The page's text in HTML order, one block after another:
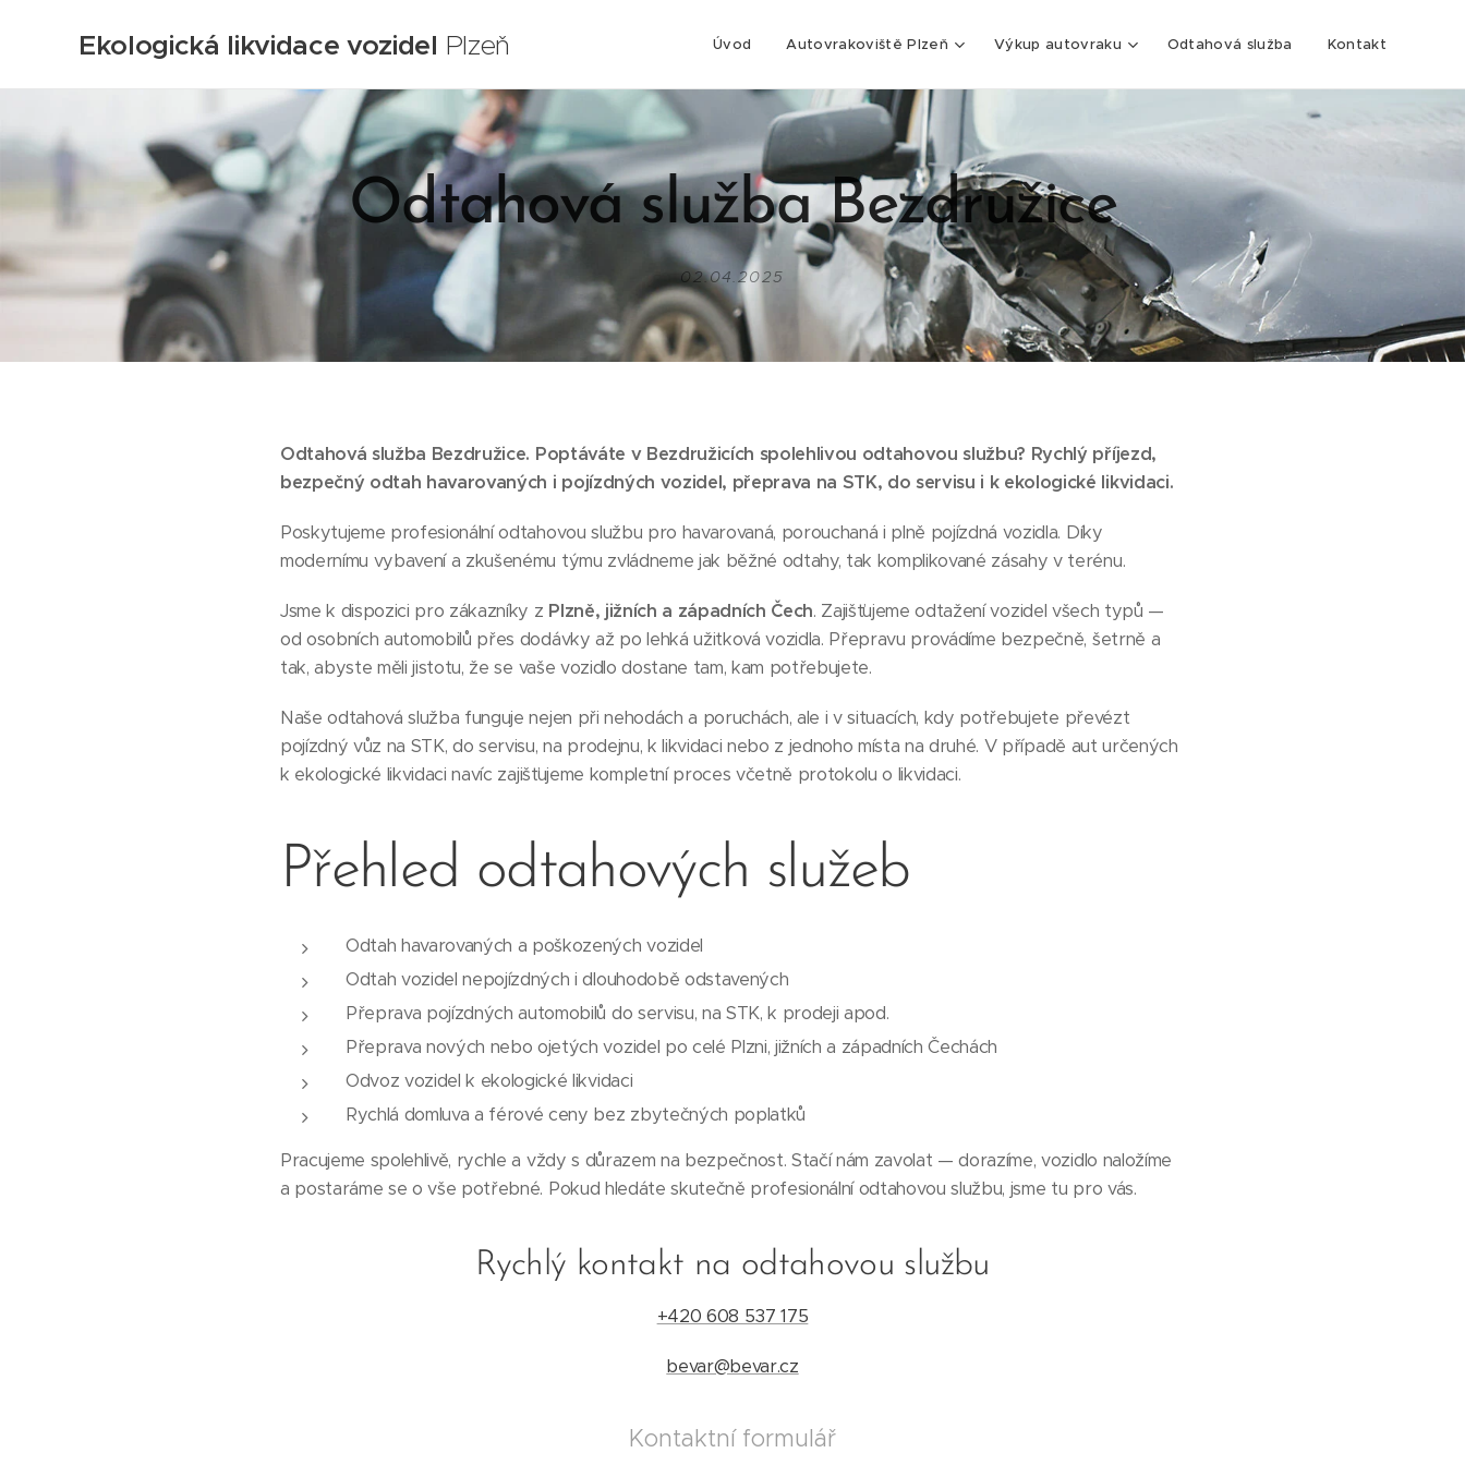
Ekologická likvidace vozidel Plzeň Úvod Autovrakoviště Plzeň Výkup autovraku Odtahová služba Kontakt
Odtahová služba Bezdružice
02.04.2025
Odtahová služba Bezdružice. Poptáváte v Bezdružicích spolehlivou odtahovou službu? Rychlý příjezd,
bezpečný odtah havarovaných i pojízdných vozidel, přeprava na STK, do servisu i k ekologické likvidaci.
Poskytujeme profesionální odtahovou službu pro havarovaná, porouchaná i plně pojízdná vozidla. Díky
modernímu vybavení a zkušenému týmu zvládneme jak běžné odtahy, tak komplikované zásahy v terénu.
Jsme k dispozici pro zákazníky z Plzně, jižních a západních Čech. Zajišťujeme odtažení vozidel všech typů —
od osobních automobilů přes dodávky až po lehká užitková vozidla. Přepravu provádíme bezpečně, šetrně a
tak, abyste měli jistotu, že se vaše vozidlo dostane tam, kam potřebujete.
Naše odtahová služba funguje nejen při nehodách a poruchách, ale i v situacích, kdy potřebujete převézt
pojízdný vůz na STK, do servisu, na prodejnu, k likvidaci nebo z jednoho místa na druhé. V případě aut určených
k ekologické likvidaci navíc zajišťujeme kompletní proces včetně protokolu o likvidaci.
Přehled odtahových služeb
Odtah havarovaných a poškozených vozidel
Odtah vozidel nepojízdných i dlouhodobě odstavených
Přeprava pojízdných automobilů do servisu, na STK, k prodeji apod.
Přeprava nových nebo ojetých vozidel po celé Plzni, jižních a západních Čechách
Odvoz vozidel k ekologické likvidaci
Rychlá domluva a férové ceny bez zbytečných poplatků
Pracujeme spolehlivě, rychle a vždy s důrazem na bezpečnost. Stačí nám zavolat — dorazíme, vozidlo naložíme
a postaráme se o vše potřebné. Pokud hledáte skutečně profesionální odtahovou službu, jsme tu pro vás.
Rychlý kontakt na odtahovou službu
+420 608 537 175
bevar@bevar.cz
Kontaktní formulář